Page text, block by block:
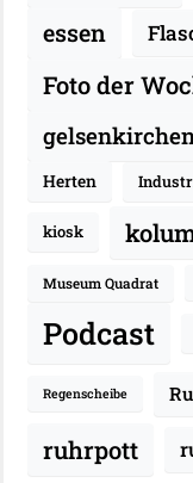
essen
Foto der
Herten
kiosk
Museum Quadrat
Podcast
Regenscheibe
ruhrpott